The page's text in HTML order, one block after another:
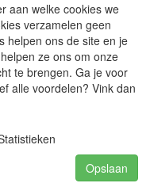
folies, buizen
en
aan welke cookies we
verzamelen geen
helpen ons de site en je
ze ons om onze
te brengen. Ga je voor
alle voordelen? Vink dan
Opslaan